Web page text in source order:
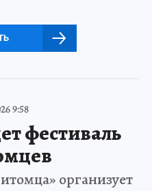
9:58
фестиваль
организует